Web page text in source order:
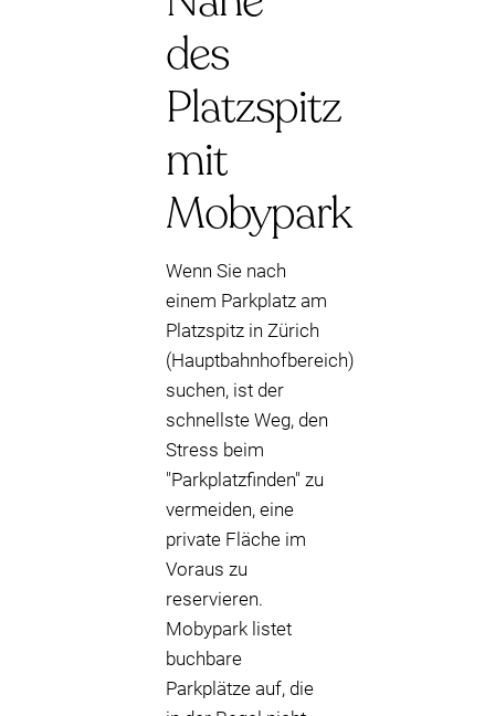
des
Platzspitz
mit
Mobypark
Wenn Sie nach
einem Parkplatz am
Platzspitz in Zürich
(Hauptbahnhofbereich)
suchen, ist der
schnellste Weg, den
Stress beim
"Parkplatzfinden" zu
vermeiden, eine
private Fläche im
Voraus zu
reservieren.
Mobypark listet
buchbare
Parkplätze auf, die